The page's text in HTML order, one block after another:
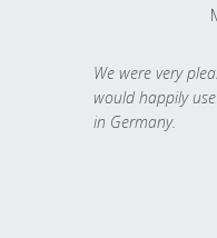
We were very
would happily
in Germany.